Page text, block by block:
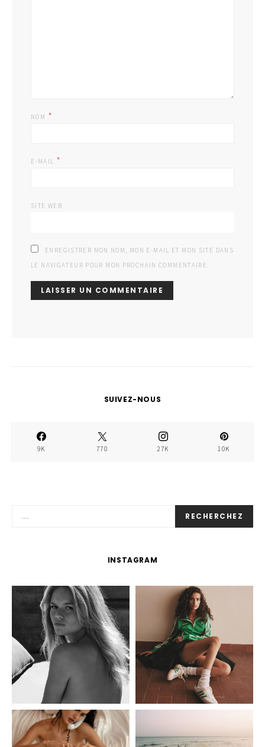
NOM *
E-MAIL *
SITE WEB
ENREGISTRER MON NOM, MON E-MAIL ET MON SITE DANS
LE NAVIGATEUR POUR MON PROCHAIN COMMENTAIRE.
SUIVEZ-NOUS
9K 770 27K 10K
RECHERCHEZ
INSTAGRAM